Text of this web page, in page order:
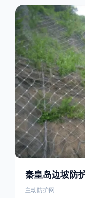
隔离栏，市政道路隔
护栏、道路中心隔离
栏、草坪花坛护栏等
任
秦皇岛边坡防
主动防护网